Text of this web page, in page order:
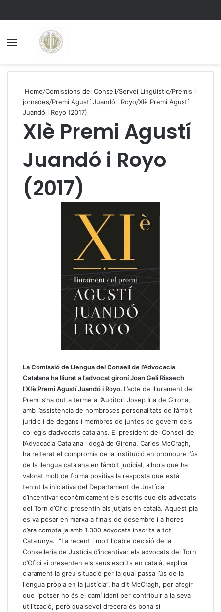
Home/Comissions del Consell/Servei Lingüístic/Premis i
jornades/Premi Agustí Juandó i Royo/XIè Premi Agustí
Juandó i Royo (2017)
XIè Premi Agustí
Juandó i Royo
(2017)
La Comissió de Llengua del Consell de l’Advocacia
Catalana ha lliurat a l’advocat gironí Joan Geli Rissech
l’XIè Premi Agustí Juandó i Royo. L’acte de lliurament del
Premi s’ha dut a terme a l’Auditori Josep Irla de Girona,
amb l’assistència de nombroses personalitats de l’àmbit
jurídic i de degans i membres de juntes de govern dels
col·legis d’advocats catalans. El president del Consell de
l’Advocacia Catalana i degà de Girona, Carles McCragh,
ha reiterat el compromís de la institució en promoure l’ús
de la llengua catalana en l’àmbit judicial, alhora que ha
valorat molt de forma positiva la resposta que està
tenint la iniciativa del Departament de Justícia
d’incentivar econòmicament els escrits que els advocats
del Torn d’Ofici presentin als jutjats en català. Aquest pla
es va posar en marxa a finals de desembre i a hores
d’ara compta ja amb 1.300 advocats inscrits a tot
Catalunya. “La recent i molt lloable decisió de la
Conselleria de Justícia d’incentivar els advocats del Torn
d’Ofici si presenten els seus escrits en català, explica
clarament la greu situació per la qual passa l’ús de la
llengua pròpia en la justícia”, ha dit McCragh, per afegir
que “potser no és el camí idoni per contribuir a la seva
utilització, però qualsevol drecera és bona si